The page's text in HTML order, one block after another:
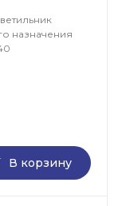
назначения
В корзину